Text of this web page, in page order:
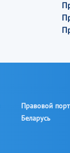
Правовой
Беларусь